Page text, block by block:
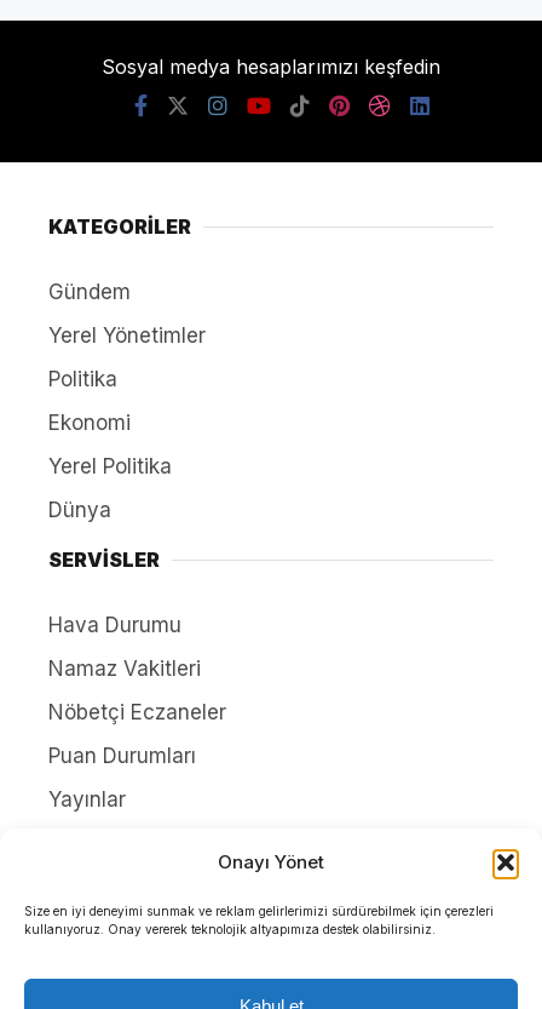
Onayı Yönet
Size en iyi deneyimi sunmak ve reklam gelirlerimizi sürdürebilmek için çerezleri
kullanıyoruz. Onay vererek teknolojik altyapımıza destek olabilirsiniz.
Sosyal medya hesaplarımızı keşfedin
KATEGORİLER
Gündem
Yerel Yönetimler
Politika
Ekonomi
Yerel Politika
Dünya
SERVİSLER
Hava Durumu
Namaz Vakitleri
Nöbetçi Eczaneler
Puan Durumları
Yayınlar
İletişim